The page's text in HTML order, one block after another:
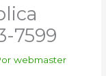
7599
webmaster